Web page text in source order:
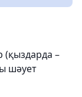
(қыздарда –
шәует